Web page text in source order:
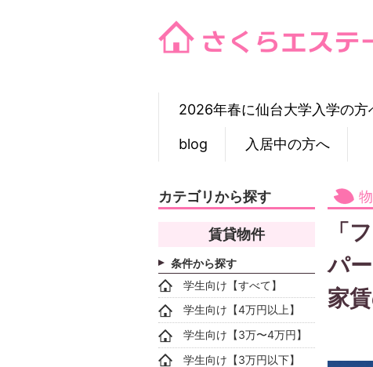
2026年春に仙台大学入学の方
blog 入居中の方へ
「
パ
家
カテゴリから探す
賃貸物件
条件から探す
学生向け【すべて】
学生向け【4万円以上】
学生向け【3万〜4万円】
学生向け【3万円以下】